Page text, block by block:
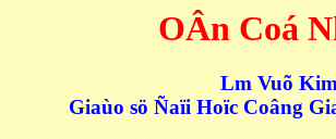
OÂn Coá
Lm Vuõ
Giaùo sö Ñaïi Hoïc Coâng